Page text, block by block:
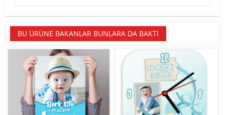
BU ÜRÜNE BAKANLAR BUNLARA DA BAKTI